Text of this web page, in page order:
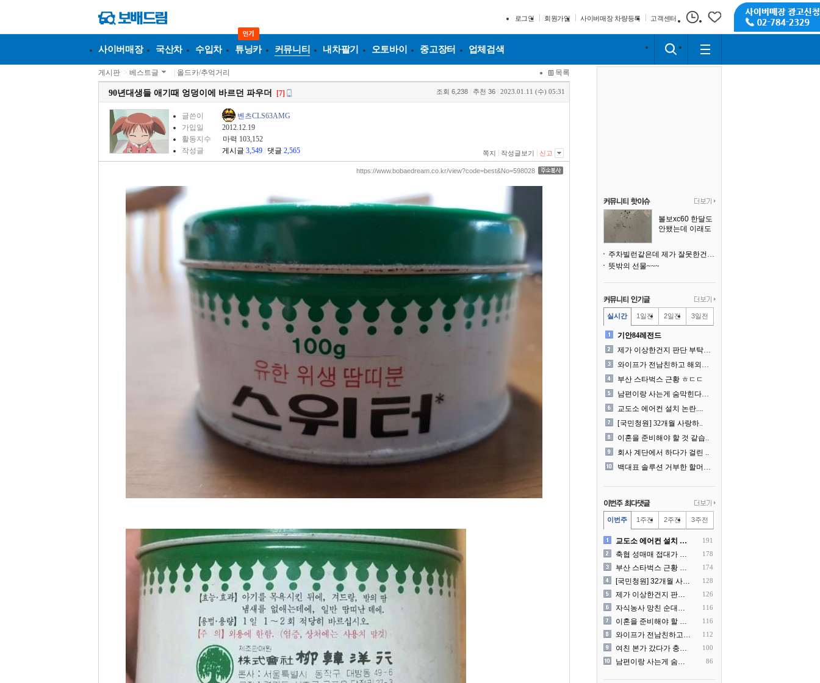
로그인 회원가입 사이버매장 차량등록 고객센터
사이버매장 국산차 수입차 튜닝카 커뮤니티 내차팔기 오토바이 중고장터 업체검색
게시판 > 베스트글 올드카/추억거리 목록
90년대생들 애기때 엉덩이에 바르던 파우더 [7] 조회 6,238 추천 36 2023.01.11 (수) 05:31
글쓴이
벤츠CLS63AMG
가입일
2012.12.19
활동지수
마력 103,152
작성글
게시글 3,549 댓글 2,565 쪽지 작성글보기 신고
https://www.bobaedream.co.kr/view?code=best&No=598028
볼보xc60 한달도
안됐는데 이래도
주차빌런같은데 제가 잘못한건가요
뜻밖의 선물~~~
실시간 1일전 2일전 3일전
기안84레전드
제가 이상한건지 판단 부탁드..
와이프가 전남친하고 해외여행..
부산 스타벅스 근황 ㅎㄷㄷ
남편이랑 사는게 숨막힌다는 ..
교도소 에어컨 설치 논란....
[국민청원] 32개월 사랑하..
이혼을 준비해야 할 것 같습..
회사 계단에서 하다가 걸린 ..
백대표 솔루션 거부한 할머니..
이번주 1주전 2주전 3주전
교도소 에어컨 설치 논란.... 191
축협 성매매 접대가 더 충격.. 178
부산 스타벅스 근황 ㅎㄷㄷ 174
[국민청원] 32개월 사랑하.. 128
제가 이상한건지 판단 부탁드.. 126
자식농사 망친 순대국집 사장.. 116
이혼을 준비해야 할 것 같습.. 116
와이프가 전남친하고 해외여행.. 112
여친 본가 갔다가 충격 먹은.. 100
남편이랑 사는게 숨막힌다는 .. 86